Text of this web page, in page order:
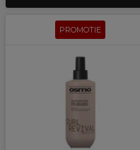
PROMOTIE